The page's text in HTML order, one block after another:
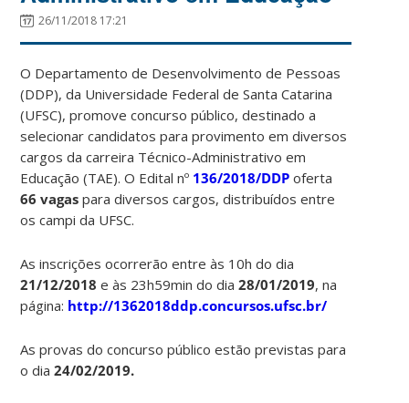
26/11/2018 17:21
O Departamento de Desenvolvimento de Pessoas
(DDP), da Universidade Federal de Santa Catarina
(UFSC), promove concurso público, destinado a
selecionar candidatos para provimento em diversos
cargos da carreira Técnico-Administrativo em
Educação (TAE). O Edital nº 136/2018/DDP oferta
66 vagas para diversos cargos, distribuídos entre
os campi da UFSC.
As inscrições ocorrerão entre às 10h do dia
21/12/2018 e às 23h59min do dia28/01/2019, na
página: http://1362018ddp.concursos.ufsc.br/
As provas do concurso público estão previstas para
o dia24/02/2019.